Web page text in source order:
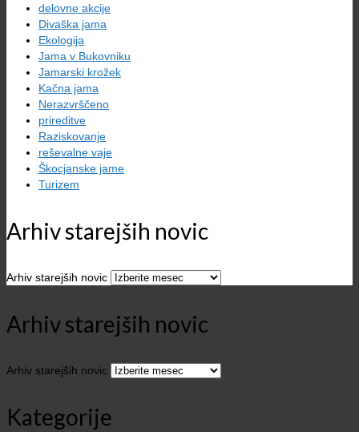
delovne akcije
Divaška jama
Ekologija
Jama v Bukovniku
Jamarski krožek
Kačna jama
Nerazvrščeno
prireditve
Raziskovanje
reševalne vaje
Škocjanske jame
Turizem
Arhiv starejših novic
Arhiv starejših novic
Arhiv starejših novic
Arhiv starejših novic
Kategorije